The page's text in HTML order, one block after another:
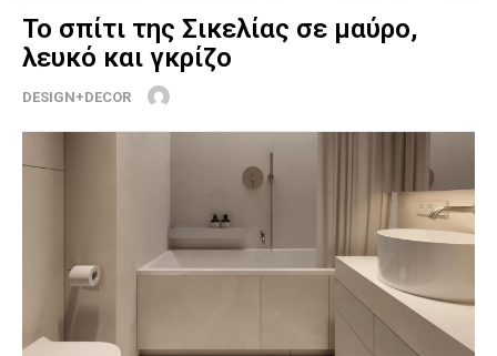
Το σπίτι της Σικελίας σε μαύρο,
λευκό και γκρίζο
DESIGN+DECOR